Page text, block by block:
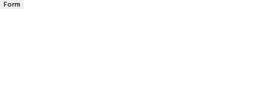
Form